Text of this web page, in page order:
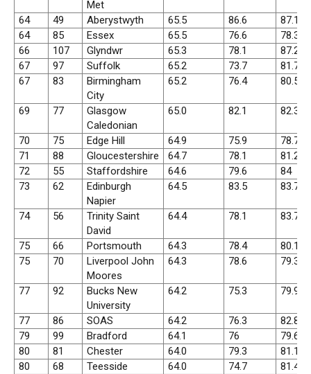
Met
64
49 Aberystwyth 65.5 86.6
87.1
64
85 Essex 65.5 76.6
78.3
66
107 Glyndwr 65.3 78.1
87.2
67
97 Suffolk 65.2 73.7
81.7
67
83
Birmingham
City
65.2 76.4 80.5
69 77
Glasgow
Caledonian
65.0 82.1 82.3
70 75 Edge Hill 64.9 75.9
78.7
71
88 Gloucestershire 64.7 78.1
81.2
72
55 Staffordshire 64.6 79.6
84
73
62
Edinburgh
Napier
64.5 83.5 83.7
74 56
Trinity Saint
David
64.4 78.1 83.7
75 66 Portsmouth 64.3 78.4
80.1
75
70
Liverpool John
Moores
64.3 78.6 79.3
77 92
Bucks New
University
64.2 75.3 79.9
77 86 SOAS 64.2 76.3
82.8
79
99 Bradford 64.1 76
79.6
80
81 Chester 64.0 79.3
81.1
80
68 Teesside 64.0 74.7
81.4